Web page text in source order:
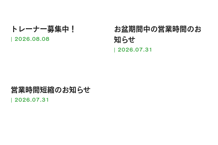
トレーナー募集中！
|2026.08.08
お盆期間中の営業時間のお
知らせ
|2026.07.31
営業時間短縮のお知らせ
|2026.07.31